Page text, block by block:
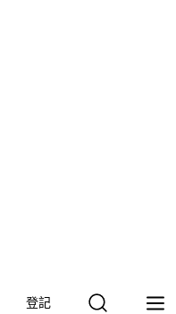
登記